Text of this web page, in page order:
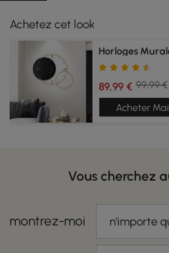
Achetez cet look
Horloges
89,99 € 99,99 €
Acheter
Vous cherchez
montrez-moi n'importe